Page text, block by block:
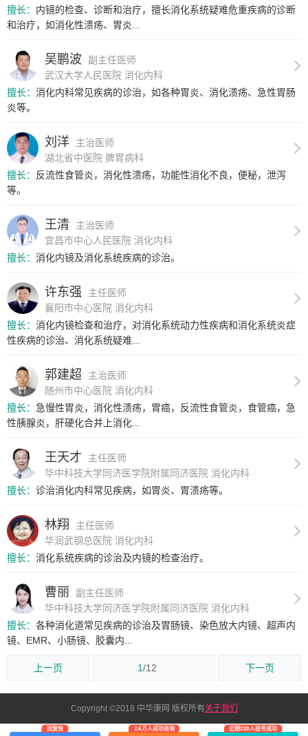
擅长： 内镜的检查、诊断和治疗，擅长消化系统疑难危重疾病的诊断
和治疗，如消化性溃疡、胃炎...
吴鹏波
副主任医师
武汉大学人民医院 消化内科
擅长： 消化内科常见疾病的诊治，如各种胃炎、消化溃疡、急性胃肠
炎等。
刘洋
主治医师
湖北省中医院 脾胃病科
擅长： 反流性食管炎，消化性溃疡，功能性消化不良，便秘，泄泻
等。
王清
主治医师
宜昌市中心人民医院 消化内科
擅长： 消化内镜及消化系统疾病的诊治。
许东强
主任医师
襄阳市中心医院 消化内科
擅长： 消化内镜检查和治疗，对消化系统动力性疾病和消化系统炎症
性疾病的诊治、消化系统疑难...
郭建超
主治医师
随州市中心医院 消化内科
擅长： 急慢性胃炎，消化性溃疡，胃癌，反流性食管炎，食管癌，急
性胰腺炎，肝硬化合并上消化...
王天才
主任医师
华中科技大学同济医学院附属同济医院 消化内科
擅长： 诊治消化内科常见疾病，如胃炎、胃溃疡等。
林翔
主任医师
华润武钢总医院 消化内科
擅长： 消化系统疾病的诊治及内镜的检查治疗。
曹丽
副主任医师
华中科技大学同济医学院附属同济医院 消化内科
擅长： 各种消化道常见疾病的诊治及胃肠镜、染色放大内镜、超声内
镜、EMR、小肠镜、胶囊内...
上一页 1/12 下一页
Copyright ©2018 中华康网 版权所有关于我们
回复快 2.6万人成功咨询 近期228人挂号成功